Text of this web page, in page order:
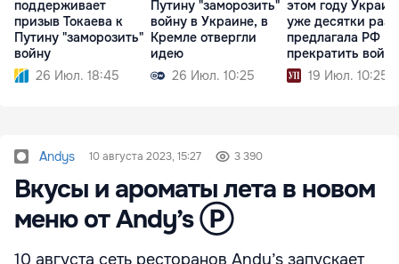
поддерживает
призыв Токаева к
Путину "заморозить"
войну
26 Июл. 18:45
Путину "заморозить"
войну в Украине, в
Кремле отвергли
идею
26 Июл. 10:25
этом году
уже десятки раз
предлагала РФ
прекратить войну
19 Июл. 10:25
Andys 10 августа 2023, 15:27 3 390
Вкусы и ароматы лета в новом
меню от Andy’s Ⓟ
10 августа сеть ресторанов Andy’s запускает